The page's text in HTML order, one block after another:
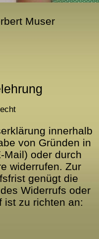
Muser
innerhalb
von Gründen in
Mail) oder durch
widerrufen. Zur
genügt die
Widerrufs oder
ist zu richten an: